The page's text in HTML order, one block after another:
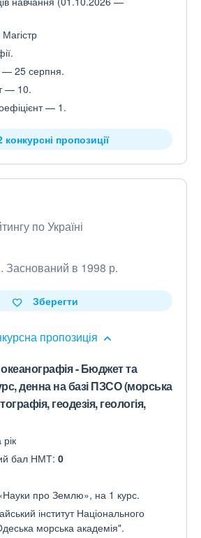
— 25 серпня.
— 10.
— 1.
конкурсні пропозиції
по Україні
Заснований в 1998 р.
пропозиція
Зберегти
океанографія - Бюджет та
денна на базі ПЗСО (морська
геодезія, геологія,
бал НМТ: 0
про Землю», на 1 курс.
інститут Національного
морська академія".